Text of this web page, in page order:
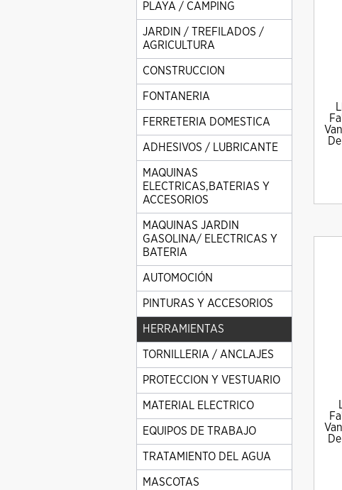
PLAYA / CAMPING
JARDIN / TREFILADOS /
AGRICULTURA
CONSTRUCCION
FONTANERIA
FERRETERIA DOMESTICA
ADHESIVOS / LUBRICANTE
MAQUINAS
ELECTRICAS,BATERIAS Y
ACCESORIOS
MAQUINAS JARDIN
GASOLINA/ ELECTRICAS Y
BATERIA
AUTOMOCIÓN
PINTURAS Y ACCESORIOS
HERRAMIENTAS
TORNILLERIA / ANCLAJES
PROTECCION Y VESTUARIO
MATERIAL ELECTRICO
EQUIPOS DE TRABAJO
TRATAMIENTO DEL AGUA
MASCOTAS